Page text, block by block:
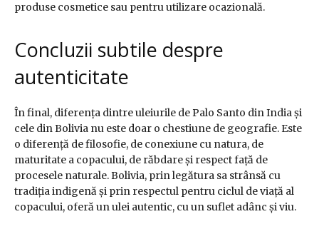
produse cosmetice sau pentru utilizare ocazională.
Concluzii subtile despre
autenticitate
În final, diferența dintre uleiurile de Palo Santo din India și
cele din Bolivia nu este doar o chestiune de geografie. Este
o diferență de filosofie, de conexiune cu natura, de
maturitate a copacului, de răbdare și respect față de
procesele naturale. Bolivia, prin legătura sa strânsă cu
tradiția indigenă și prin respectul pentru ciclul de viață al
copacului, oferă un ulei autentic, cu un suflet adânc și viu.